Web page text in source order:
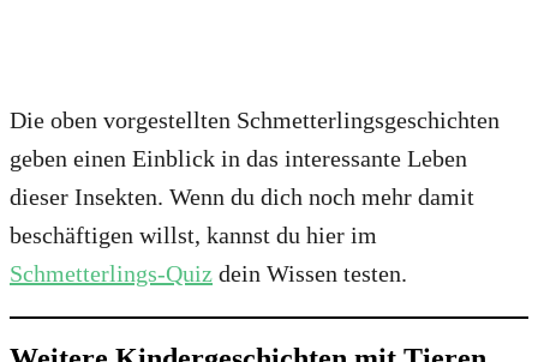
Die oben vorgestellten Schmetterlingsgeschichten
geben einen Einblick in das interessante Leben
dieser Insekten. Wenn du dich noch mehr damit
beschäftigen willst, kannst du hier im
Schmetterlings-Quiz dein Wissen testen.